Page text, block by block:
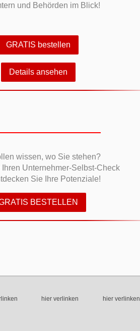
und Behörden im Blick!
GRATIS bestellen
Details ansehen
wissen, wo Sie stehen?
Ihren Unternehmer-Selbst-Check
Sie Ihre Potenziale!
BESTELLEN
hier verlinken hier verlinken